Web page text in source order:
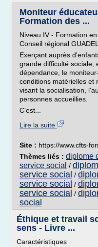
Moniteur
Formation des ...
Niveau IV - Formation
Conseil régional
Exerçant auprès
grande difficulté sociale,
dépendance, le
conditions matérielles et
visant la socialisation,
personnes accueillies.
C'est...
Lire la suite
Site : https://www.cfts-
Thèmes liés : diplome
service social /
service social /
service social /
service social /
social
Éthique et travail
sens - Livre ...
Caractéristiques